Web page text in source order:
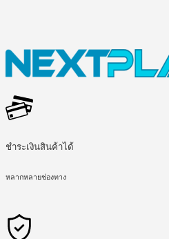
ชำระเงินสินค้าได้
หลากหลายช่องทาง